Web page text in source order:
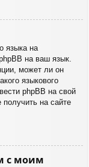
языка на
на ваш язык.
может ли он
языкового
phpBB на свой
на сайте
с моим